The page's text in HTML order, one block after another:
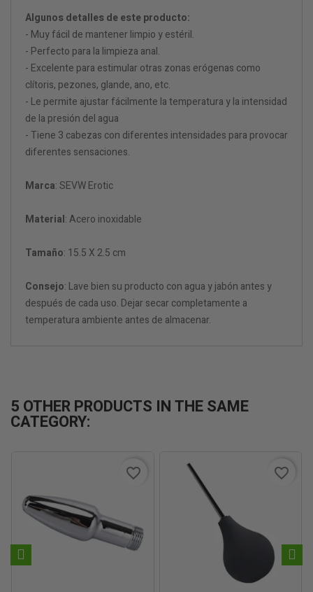
Algunos detalles de este producto:
- Muy fácil de mantener limpio y estéril.
- Perfecto para la limpieza anal.
- Excelente para estimular otras zonas erógenas como
clítoris, pezones, glande, ano, etc.
- Le permite ajustar fácilmente la temperatura y la intensidad
de la presión del agua
- Tiene 3 cabezas con diferentes intensidades para provocar
diferentes sensaciones.
Marca: SEVW Erotic
Material: Acero inoxidable
Tamaño: 15.5 X 2.5 cm
Consejo: Lave bien su producto con agua y jabón antes y
después de cada uso. Dejar secar completamente a
temperatura ambiente antes de almacenar.
5 OTHER PRODUCTS IN THE SAME
CATEGORY:
favorite_border favorite_border